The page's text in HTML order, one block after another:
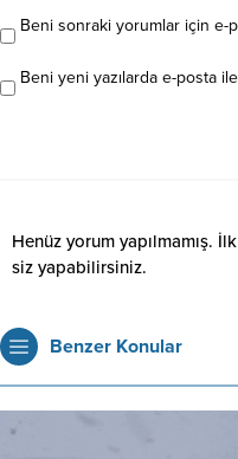
Beni sonraki yorumlar için e-
Beni yeni yazılarda e-posta
Henüz yorum yapılmamış.
siz yapabilirsiniz.
Benzer Konular